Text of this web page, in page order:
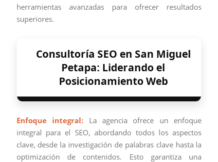
herramientas avanzadas para ofrecer resultados
superiores.
Consultoría SEO en San Miguel
Petapa: Liderando el
Posicionamiento Web
Enfoque integral: La agencia ofrece un enfoque
integral para el SEO, abordando todos los aspectos
clave, desde la investigación de palabras clave hasta la
optimización de contenidos. Esto garantiza una